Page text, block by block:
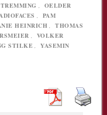
,
OELDER
,
PAM
HEINRICH ,
THOMAS
,
VOLKER
STILKE ,
YASEMIN